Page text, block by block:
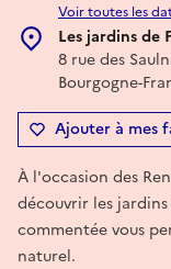
Voir toutes les
Les jardins de
8 rue des
Bourgogne-
Ajouter à mes
À l'occasion des
découvrir les
commentée vous
naturel.